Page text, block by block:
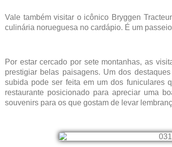
Vale também visitar o icônico Bryggen
culinária norueguesa no cardápio. É um
Por estar cercado por sete montanhas, as
prestigiar belas paisagens. Um dos
subida pode ser feita em um dos funiculares
restaurante posicionado para apreciar uma
souvenirs para os que gostam de levar